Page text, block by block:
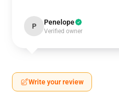
P Penelope
Verified owner
Write your review